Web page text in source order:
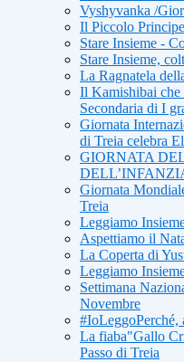
Vyshyvanka /
Il Piccolo
Stare Insieme -
Stare Insieme,
La Ragnatela
Il Kamishibai che
Secondaria di I
Giornata
di Treia celebra
GIORNATA
Giornata
Treia
Leggiamo
Aspettiamo il
La Coperta di
Leggiamo
Settimana
Novembre
La fiaba"Gallo
Passo di Treia